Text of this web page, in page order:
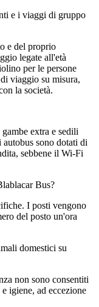
e i viaggi di gruppo
e del proprio
legate all'età
per le persone
viaggio su misura,
la società.
extra e sedili
sono dotati di
sebbene il Wi-Fi
Bus?
I posti vengono
del posto un'ora
domestici su
non sono consentiti
igiene, ad eccezione